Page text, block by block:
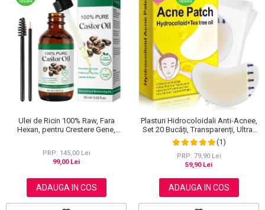
Ulei de Ricin 100% Raw, Fara
Hexan, pentru Crestere Gene,
PRP: 145,00 Lei
99,00 Lei
ADAUGA IN COS
Plasturi Hidrocoloidali Anti-Acnee,
Set 20 Bucăți, Transparenți, Ultra-
subțiri, Formulă Premium
(1)
PRP: 79,90 Lei
59,90 Lei
ADAUGA IN COS